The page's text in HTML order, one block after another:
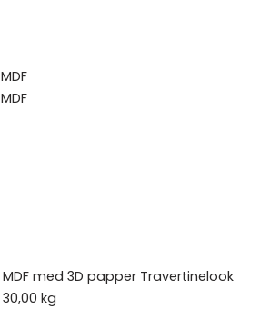
MDF
MDF
MDF med 3D papper Travertinelook
30,00 kg